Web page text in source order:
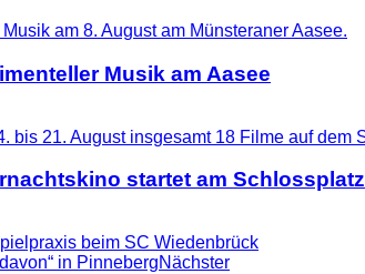
Musik am Aasee
startet am Schlossplatz
beim SC Wiedenbrück
in PinnebergNächster